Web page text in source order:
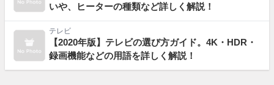
いや、ヒーターの種類など詳しく解説！
テレビ
【2020年版】テレビの選び方ガイド。4K・HDR・
録画機能などの用語を詳しく解説！